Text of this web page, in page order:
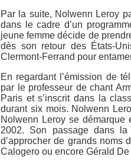
Par la suite, Nolwenn Leroy
dans le cadre d’un
jeune femme décide de
dès son retour des États-
Clermont-Ferrand pour
En regardant l’émission de
par le professeur de chant
Paris et s’inscrit dans la
durant six mois. Nolwenn
Nolwenn Leroy se
2002. Son passage dans la
d’approcher de grands noms
Calogero ou encore Gérald De